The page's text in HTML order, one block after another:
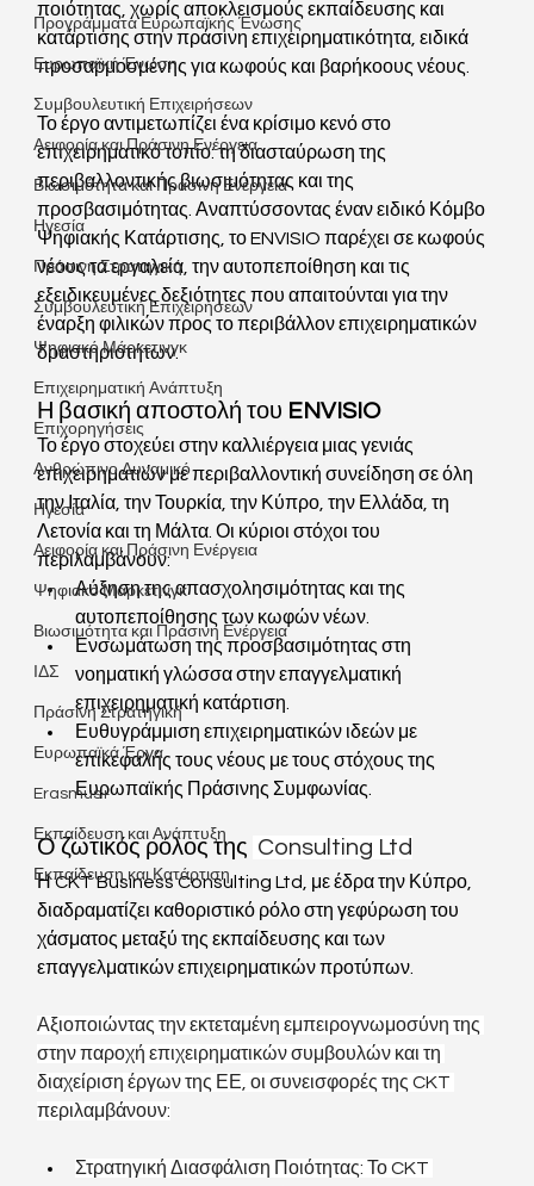
Προγράμματα Ευρωπαϊκής Ένωσης
Ευρωπαϊκή Ένωση
Συμβουλευτική Επιχειρήσεων
Αειφορία και Πράσινη Ενέργεια
Βιωσιμότητα και Πράσινη Ενέργεια
Ηγεσία
Πράσινη Στρατηγική
Συμβουλευτική Επιχειρήσεων
Ψηφιακό Μάρκετινγκ
Επιχειρηματική Ανάπτυξη
Επιχορηγήσεις
Ανθρώπινο Δυναμικό
Ηγεσία
Αειφορία και Πράσινη Ενέργεια
Ψηφιακό Μάρκετινγκ
Βιωσιμότητα και Πράσινη Ενέργεια
ΙΔΣ
Πράσινη Στρατηγική
Ευρωπαϊκά Έργα
Erasmus+
Εκπαίδευση και Ανάπτυξη
Εκπαίδευση και Κατάρτιση
ποιότητας, χωρίς αποκλεισμούς εκπαίδευσης και
κατάρτισης στην πράσινη επιχειρηματικότητα, ειδικά
προσαρμοσμένης για κωφούς και βαρήκοους νέους.
Το έργο αντιμετωπίζει ένα κρίσιμο κενό στο
επιχειρηματικό τοπίο: τη διασταύρωση της
περιβαλλοντικής βιωσιμότητας και της
προσβασιμότητας. Αναπτύσσοντας έναν ειδικό Κόμβο
Ψηφιακής Κατάρτισης, το ENVISIO παρέχει σε κωφούς
νέους τα εργαλεία, την αυτοπεποίθηση και τις
εξειδικευμένες δεξιότητες που απαιτούνται για την
έναρξη φιλικών προς το περιβάλλον επιχειρηματικών
δραστηριοτήτων.
Η βασική αποστολή του ENVISIO
Το έργο στοχεύει στην καλλιέργεια μιας γενιάς
επιχειρηματιών με περιβαλλοντική συνείδηση ​​σε όλη
την Ιταλία, την Τουρκία, την Κύπρο, την Ελλάδα, τη
Λετονία και τη Μάλτα. Οι κύριοι στόχοι του
περιλαμβάνουν:
Αύξηση της απασχολησιμότητας και της
αυτοπεποίθησης των κωφών νέων.
Ενσωμάτωση της προσβασιμότητας στη
νοηματική γλώσσα στην επαγγελματική
επιχειρηματική κατάρτιση.
Ευθυγράμμιση επιχειρηματικών ιδεών με
επικεφαλής τους νέους με τους στόχους της
Ευρωπαϊκής Πράσινης Συμφωνίας.
Ο ζωτικός ρόλος της Consulting Ltd
Η CKT Business Consulting Ltd, με έδρα την Κύπρο,
διαδραματίζει καθοριστικό ρόλο στη γεφύρωση του
χάσματος μεταξύ της εκπαίδευσης και των
επαγγελματικών επιχειρηματικών προτύπων.
Αξιοποιώντας την εκτεταμένη εμπειρογνωμοσύνη της
στην παροχή επιχειρηματικών συμβουλών και τη
διαχείριση έργων της ΕΕ, οι συνεισφορές της CKT
περιλαμβάνουν:
Στρατηγική Διασφάλιση Ποιότητας: Το CKT